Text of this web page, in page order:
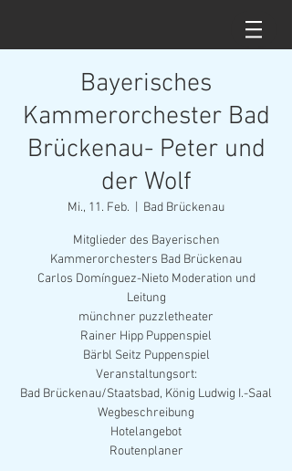
Bayerisches
Kammerorchester Bad
Brückenau- Peter und
der Wolf
Mi., 11. Feb. Bad Brückenau
Mitglieder des Bayerischen
Kammerorchesters Bad Brückenau
Carlos Domínguez-Nieto Moderation und
Leitung
münchner puzzletheater
Rainer Hipp Puppenspiel
Bärbl Seitz Puppenspiel
Veranstaltungsort:
Bad Brückenau/Staatsbad, König Ludwig I.-Saal
Wegbeschreibung
Hotelangebot